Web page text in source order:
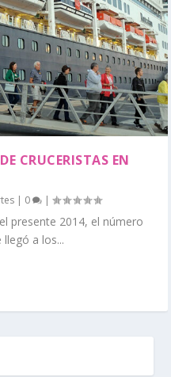
CRUCERISTAS EN
0 |
presente 2014, el número
a los...